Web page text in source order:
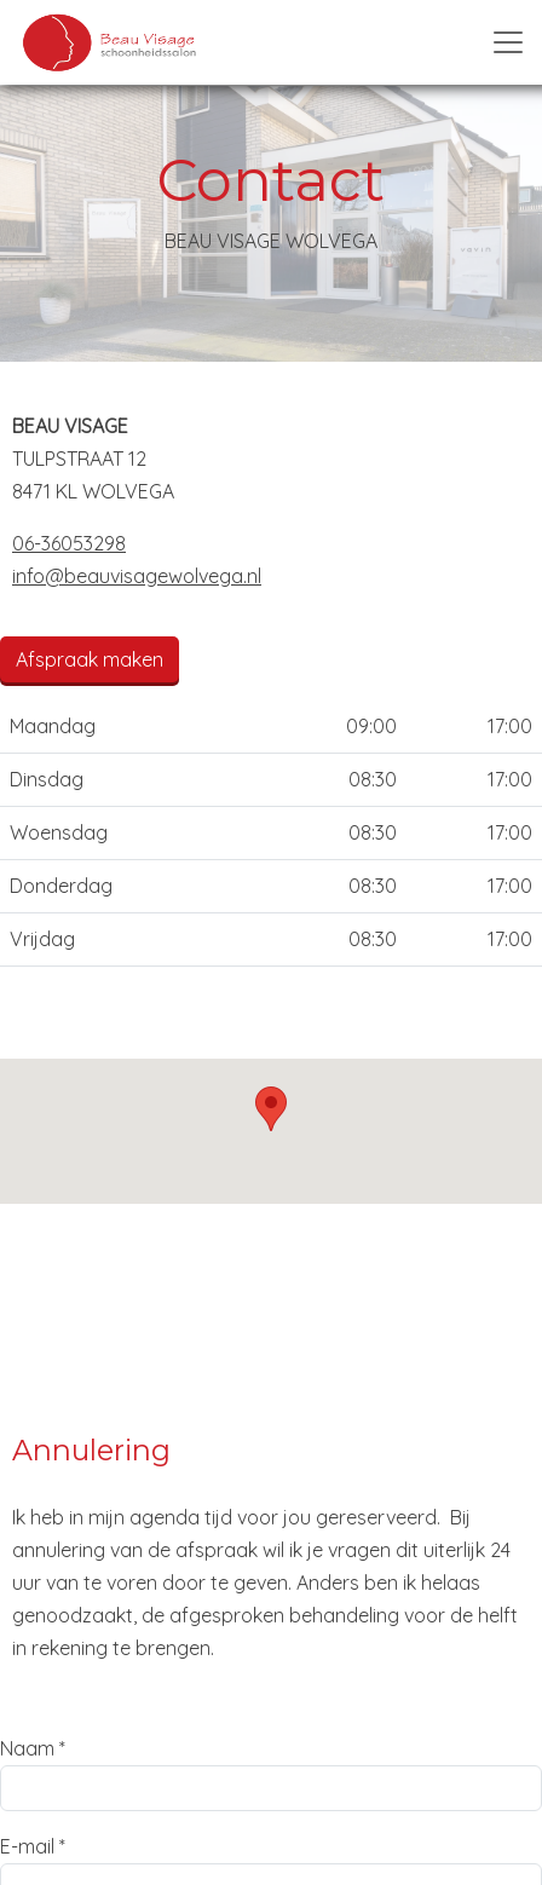
Contact
BEAU VISAGE WOLVEGA
BEAU VISAGE
TULPSTRAAT 12
8471 KL WOLVEGA
06-36053298
info@beauvisagewolvega.nl
Afspraak maken
Maandag 09:00 17:00
Dinsdag 08:30 17:00
Woensdag 08:30 17:00
Donderdag 08:30 17:00
Vrijdag 08:30 17:00
Annulering
Ik heb in mijn agenda tijd voor jou gereserveerd. Bij
annulering van de afspraak wil ik je vragen dit uiterlijk 24
uur van te voren door te geven. Anders ben ik helaas
genoodzaakt, de afgesproken behandeling voor de helft
in rekening te brengen.
Naam *
E-mail *